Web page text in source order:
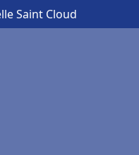
Saint Cloud